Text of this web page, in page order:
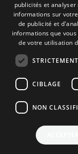
publicités et
informations sur
de publicité et
informations que
de votre utilisation
CIBLAGE
NON